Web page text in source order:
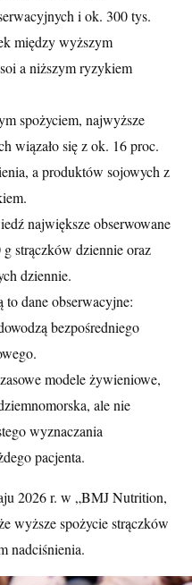
i ok. 300 tys.
między wyższym
a niższym ryzykiem
spożyciem, najwyższe
wiązało się z ok. 16 proc.
a produktów sojowych z
największe obserwowane
strączków dziennie oraz
dziennie.
to dane obserwacyjne:
bezpośredniego
modele żywieniowe,
ale nie
wyznaczania
pacjenta.
2026 r. w „BMJ Nutrition,
wyższe spożycie strączków
nadciśnienia.